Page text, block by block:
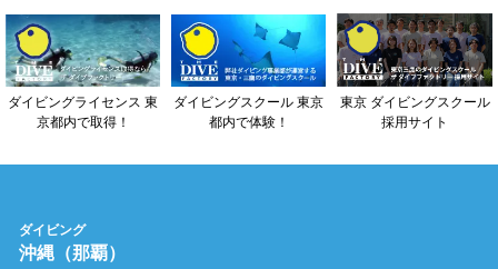
ダイビングライセンス 東
京都内で取得！
ダイビングスクール 東京
都内で体験！
東京 ダイビングスクール
採用サイト
ダイビング
沖縄（那覇）